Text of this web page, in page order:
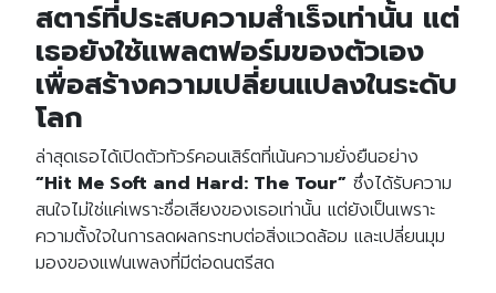
สตาร์ที่ประสบความสำเร็จเท่านั้น แต่
เธอยังใช้แพลตฟอร์มของตัวเอง
เพื่อสร้างความเปลี่ยนแปลงในระดับ
โลก
ล่าสุดเธอได้เปิดตัวทัวร์คอนเสิร์ตที่เน้นความยั่งยืนอย่าง
“Hit Me Soft and Hard: The Tour” ซึ่งได้รับความ
สนใจไม่ใช่แค่เพราะชื่อเสียงของเธอเท่านั้น แต่ยังเป็นเพราะ
ความตั้งใจในการลดผลกระทบต่อสิ่งแวดล้อม และเปลี่ยนมุม
มองของแฟนเพลงที่มีต่อดนตรีสด